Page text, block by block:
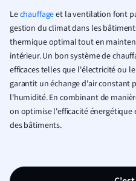
Lechauffageet la ventilation font
gestion du climat dans les
thermique optimal tout en
intérieur. Un bon système de
efficaces telles que l'électricité ou
garantit un échange d'air constant
l'humidité. En combinant de
on optimise l'efficacité
des bâtiments.